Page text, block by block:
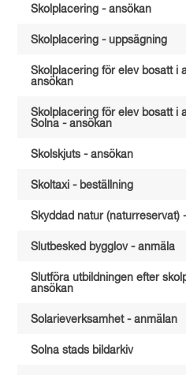
Skolplacering - ansökan
Skolplacering - uppsägning
Skolplacering för elev bosatt i
ansökan
Skolplacering för elev bosatt i
Solna - ansökan
Skolskjuts - ansökan
Skoltaxi - beställning
Skyddad natur (naturreservat)
Slutbesked bygglov - anmäla
Slutföra utbildningen efter
ansökan
Solarieverksamhet - anmälan
Solna stads bildarkiv